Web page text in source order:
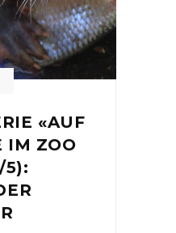
«AUF
IM ZOO
5):